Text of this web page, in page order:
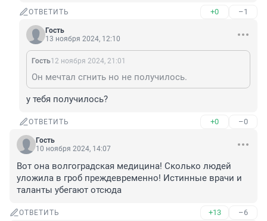
ОТВЕТИТЬ +0 –1
Гость
13 ноября 2024, 12:10
Гость12 ноября 2024, 21:01
Он мечтал сгнить но не получилось.
у тебя получилось?
ОТВЕТИТЬ +0 –0
Гость
10 ноября 2024, 14:07
Вот она волгоградская медицина! Сколько людей
уложила в гроб преждевременно! Истинные врачи и
таланты убегают отсюда
ОТВЕТИТЬ +13 –6